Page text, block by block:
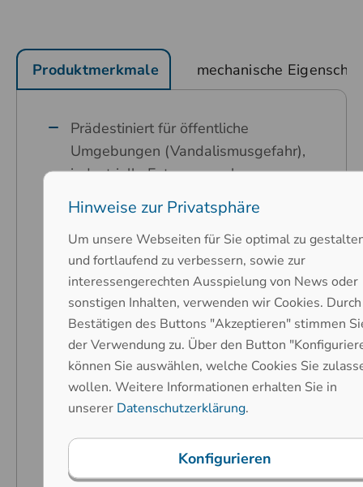
Produktmerkmale mechanische
Prädestiniert für öffentliche
Umgebungen (Vandalismusgefahr),
industrielle Extremumgebungen
Karbon-Kontakt-Technologie
Tastatur
Tastenkappen und Frontplatte aus
Edelstahl
Nahezu unempfindlich gegen
Gewalteinwirkung
Hinterleuchtete Tastensymbole im
Spritzgussverfahren (Material: PC-
Hintergrundbeleuchtung in
verschiedenen Farben erhältlich
Hinweise zur Privatsphäre
Um unsere Webseiten für Sie optimal zu
und fortlaufend zu verbessern, sowie zur
interessengerechten Ausspielung von News oder
sonstigen Inhalten, verwenden wir Cookies. Durch
Bestätigen des Buttons "Akzeptieren" stimmen
der Verwendung zu. Über den Button
können Sie auswählen, welche Cookies Sie
wollen. Weitere Informationen erhalten Sie in
unserer Datenschutzerklärung.
Konfigurieren